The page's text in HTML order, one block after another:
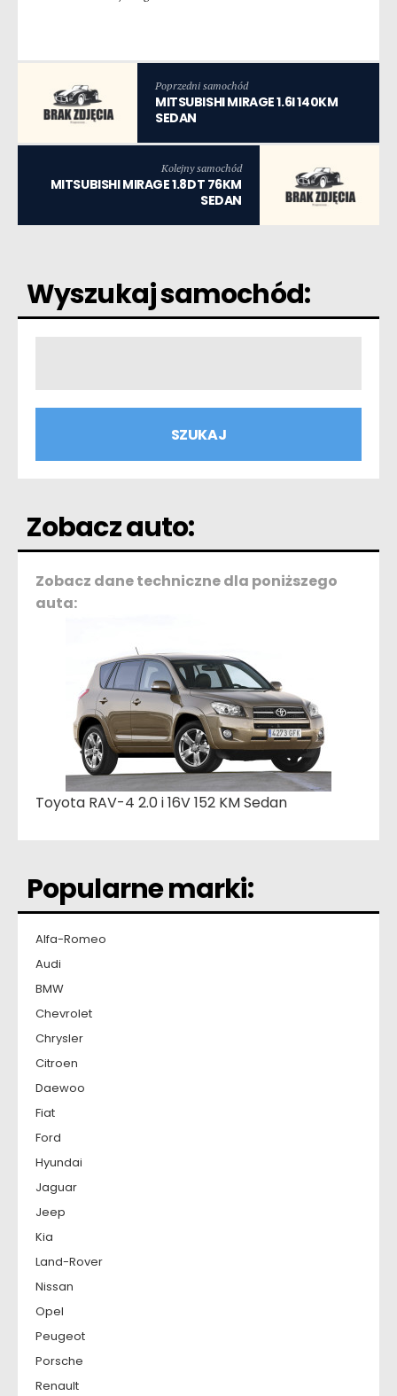
Poprzedni samochód
MITSUBISHI MIRAGE 1.6I 140KM
SEDAN
Kolejny samochód
MITSUBISHI MIRAGE 1.8DT 76KM
SEDAN
Wyszukaj samochód:
Zobacz auto:
Zobacz dane techniczne dla poniższego
auta:
Toyota RAV-4 2.0 i 16V 152 KM Sedan
Popularne marki:
Alfa-Romeo
Audi
BMW
Chevrolet
Chrysler
Citroen
Daewoo
Fiat
Ford
Hyundai
Jaguar
Jeep
Kia
Land-Rover
Nissan
Opel
Peugeot
Porsche
Renault